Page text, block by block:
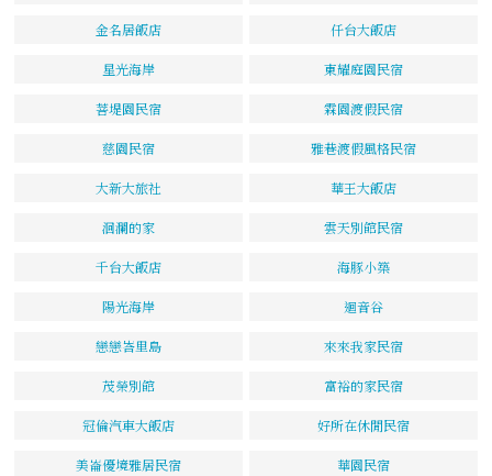
金名居飯店 仟台大飯店
星光海岸 東耀庭園民宿
菩堤園民宿 霖園渡假民宿
慈園民宿 雅巷渡假風格民宿
大新大旅社 華王大飯店
洄瀾的家 雲天別館民宿
千台大飯店 海豚小築
陽光海岸 迴音谷
戀戀峇里島 來來我家民宿
茂榮別館 富裕的家民宿
冠倫汽車大飯店 好所在休閒民宿
美崙優境雅居民宿 華園民宿